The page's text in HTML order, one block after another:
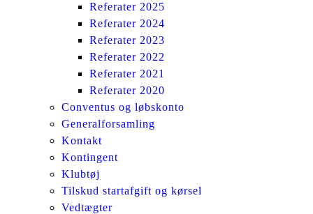
Referater 2025
Referater 2024
Referater 2023
Referater 2022
Referater 2021
Referater 2020
Conventus og løbskonto
Generalforsamling
Kontakt
Kontingent
Klubtøj
Tilskud startafgift og kørsel
Vedtægter